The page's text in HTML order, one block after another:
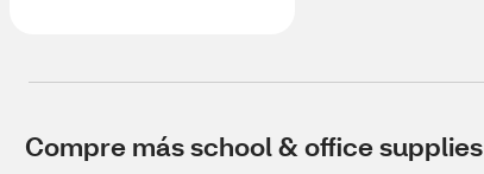
Compre más school & office supplies